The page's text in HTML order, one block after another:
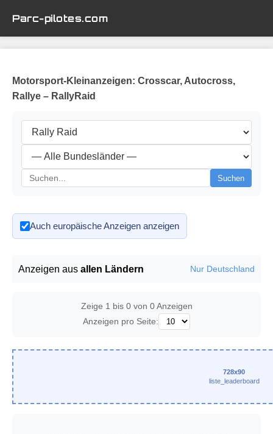
Parc-pilotes.com
Motorsport-Kleinanzeigen: Crosscar, Autocross,
Rallye – RallyRaid
Suchen
Auch europäische Anzeigen anzeigen
Anzeigen aus allen Ländern Nur Deutschland
Zeige 1 bis 0 von 0 Anzeigen
Anzeigen pro Seite:
728x90
liste_leaderboard